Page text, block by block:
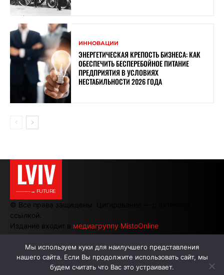
ИННОВАЦИИ
ЭНЕРГЕТИЧЕСКАЯ КРЕПОСТЬ БИЗНЕСА: КАК
ОБЕСПЕЧИТЬ БЕСПЕРЕБОЙНОЕ ПИТАНИЕ
ПРЕДПРИЯТИЯ В УСЛОВИЯХ
НЕСТАБИЛЬНОСТИ 2026 ГОДА
LVIV
———→ FUTURE
© Все права защищены. Цитирование — с активной
ссылкой.
Издание входит в медиагруппу MistoOnline
АВТОРЫ РЕКЛАМА НА САЙТЕ
Мы используем куки для наилучшего представления
нашего сайта. Если Вы продолжите использовать сайт, мы
будем считать что Вас это устраивает.